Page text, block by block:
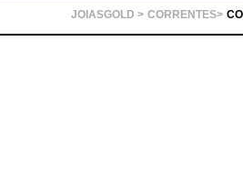
CORRENTES